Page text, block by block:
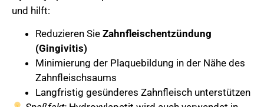
und hilft:
Reduzieren Sie Zahnfleischentzündung
(Gingivitis)
Minimierung der Plaquebildung in der Nähe des
Zahnfleischsaums
Langfristig gesünderes Zahnfleisch unterstützen